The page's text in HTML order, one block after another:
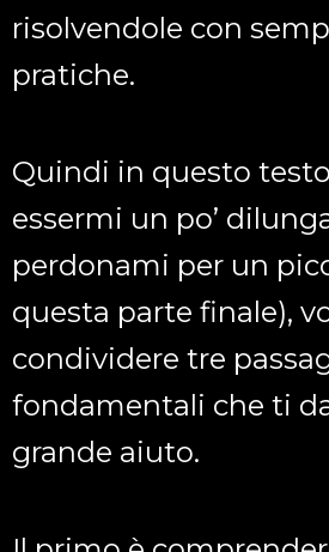
risolvendole con
pratiche.
Quindi in questo
essermi un po’
perdonami per un
questa parte finale),
condividere tre
fondamentali che ti
grande aiuto.